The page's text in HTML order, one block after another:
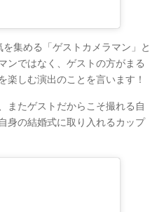
集める「ゲストカメラマン」と
ンではなく、ゲストの方がまる
楽しむ演出のことを言います！
またゲストだからこそ撮れる自
身の結婚式に取り入れるカップ